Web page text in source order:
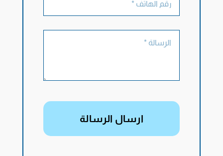
ارسال الرسالة